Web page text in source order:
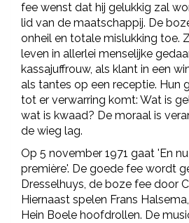
fee wenst dat hij gelukkig zal
lid van de maatschappij. De
onheil en totale mislukking toe.
leven in allerlei menselijke
kassajuffrouw, als klant in een
als tantes op een receptie. Hun
tot er verwarring komt: Wat is
wat is kwaad? De moraal is
de wieg lag.
Op 5 november 1971 gaat 'En
première'. De goede fee wordt
Dresselhuys, de boze fee door
Hiernaast spelen Frans
Hein Boele hoofdrollen. De